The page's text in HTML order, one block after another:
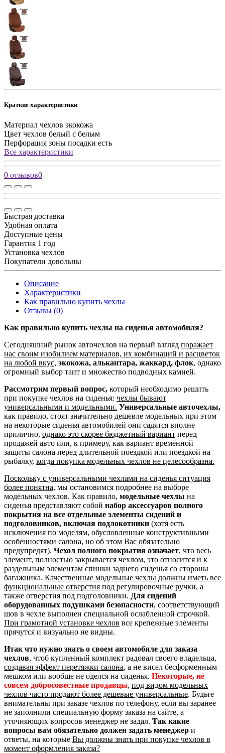
Краткие характеристики
Материал чехлов экокожа
Цвет чехлов белый с белым
Перфорация зоны посадки есть
Все характеристики
0 отзывов0
Быстрая доставка
Удобная оплата
Доступные цены
Гарантия 1 год
Установка чехлов
Покупатели довольны
Описание
Характеристики
Как правильно купить чехлы
Отзывы (0)
Как правильно купить чехлы на сиденья автомобиля?
Сегодняшний рынок авточехлов на первый взгляд поражает
нас своим изобилием материалов, их комбинаций и расцветок
на любой вкус, экокожа, алькантара, жаккард, флок, однако
огромный выбор таит и множество подводных камней.
Рассмотрим первый вопрос, который необходимо решить
при покупке чехлов на сиденья: чехлы бывают
универсальными и модельными. Универсальные авточехлы,
как правило, стоят значительно дешевле модельных при этом
на некоторые сиденья автомобилей они садятся вполне
прилично, однако это скорее бюджетный вариант перед
продажей авто или, к примеру, как вариант временной
защиты салона перед длительной поездкой или поездкой на
рыбалку, когда покупка модельных чехлов не целесообразна.
Поскольку с универсальными чехлами на сиденья ситуация
более понятна, мы остановимся подробнее на выборе
модельных чехлов. Как правило, модельные чехлы на
сиденья представляют собой набор аксессуаров полного
покрытия на все отдельные элементы сидений и
подголовников, включая подлокотники (хотя есть
исключения по моделям, обусловленные конструктивными
особенностями салона, но об этом Вас обязательно
предупредят). Чехол полного покрытия означает, что весь
элемент, полностью закрывается чехлом, это относится и к
раздельным элементам спинки заднего сиденья со стороны
багажника. Качественные модельные чехлы должны иметь все
функциональные отверстия под регулировочные ручки, а
также отверстия под подголовники. Для сидений
оборудованных подушками безопасности, соответствующий
шов в чехле выполнен специальной ослабленной строчкой.
При грамотной установке чехлов все крепежные элементы
прячутся и визуально не видны.
Итак что нужно знать о своем автомобиле для заказа
чехлов, чтоб купленный комплект радовал своего владельца,
создавая эффект перетяжки салона, а не висел бесформенным
мешком или вообще не оделся на сиденья. Некоторые, не
совсем добросовестные продавцы, под видом модельных
чехлов часто продают более дешевые универсальные. Будьте
внимательны при заказе чехлов по телефону, если вы заранее
не заполнили специальную форму заказа на сайте, а
уточняющих вопросов менеджер не задал. Так какие
вопросы вам обязательно должен задать менеджер и
ответы, на которые Вы должны знать при покупке чехлов в
момент оформления заказа?